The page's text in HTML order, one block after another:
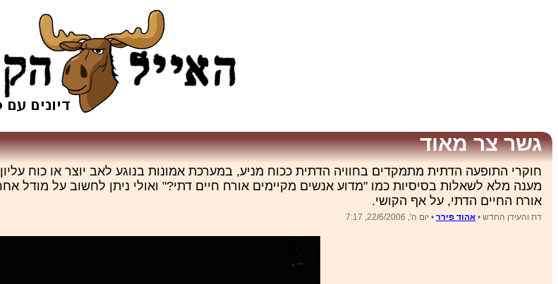
גשר צר מאוד
חוקרי התופעה הדתית מתמקדים בחוויה הדתית ככוח מניע, במערכת אמונות בנוגע לאב יוצר או כוח
מענה מלא לשאלות בסיסיות כמו "מדוע אנשים מקיימים אורח חיים דתי?" ואולי ניתן לחשוב על מודל
אורח החיים הדתי, על אף הקושי.
דת והעידן החדש • אהוד פירר • יום ה', 22/6/2006, 7:17